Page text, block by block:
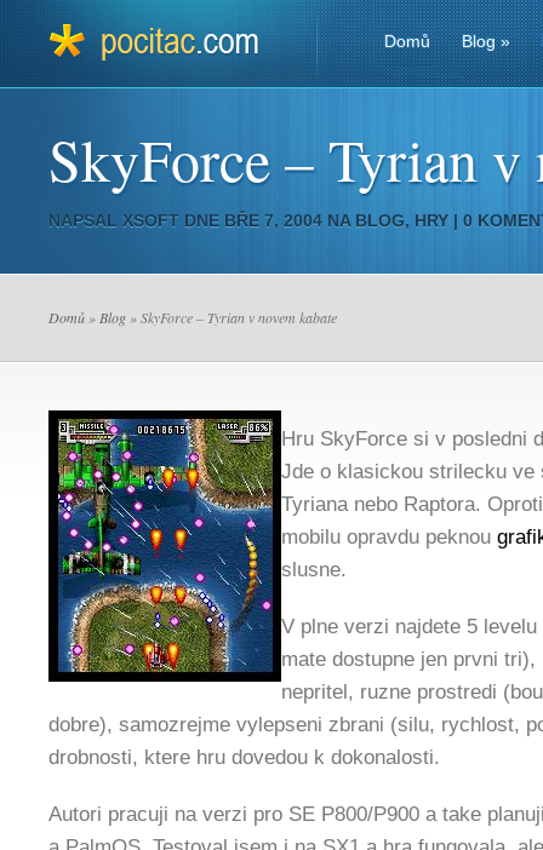
Domů Blog»
SkyForce – Tyrian v
NAPSAL XSOFT DNE BŘE 7, 2004 NA BLOG, HRY | 0
Domů » Blog » SkyForce – Tyrian v novem kabate
Hru SkyForce si v posledni
Jde o klasickou strilecku ve
Tyriana nebo Raptora.
mobilu opravdu peknou
slusne.
V plne verzi najdete 5
mate dostupne jen prvni
nepritel, ruzne prostredi
dobre), samozrejme vylepseni zbrani (silu, rychlost,
drobnosti, ktere hru dovedou k dokonalosti.
Autori pracuji na verzi pro SE P800/P900 a take